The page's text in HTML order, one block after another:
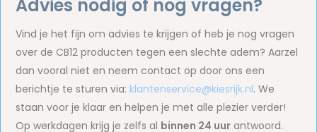
Advies nodig of nog vragen?
Vind je het fijn om advies te krijgen of heb je nog vragen
over de CB12 producten tegen een slechte adem? Aarzel
dan vooral niet en neem contact op door ons een
berichtje te sturen via: klantenservice@kiesrijk.nl. We
staan voor je klaar en helpen je met alle plezier verder!
Op werkdagen krijg je zelfs al binnen 24 uur antwoord.